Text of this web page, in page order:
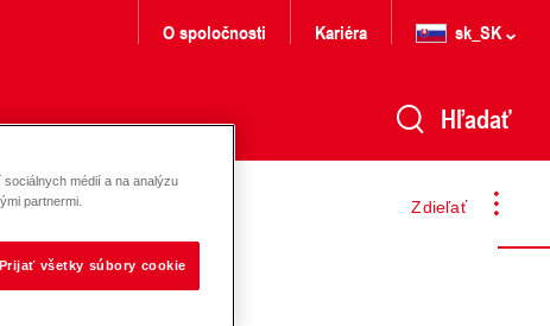
O spoločnosti Kariéra sk_SK
Hľadať
Zdieľať
médií a na analýzu
partnermi.
Prijať všetky súbory cookie